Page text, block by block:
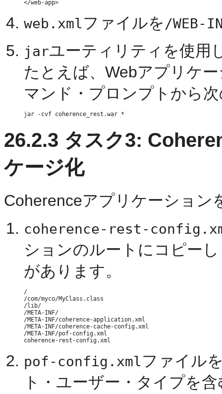
web.xmlファイルを /WEB-
jarユーティリティを使用
たとえば、Webアプリケ
マンド・プロンプトから
26.2.3 タスク3:
ケージ化
Coherenceアプリケーション
coherence-rest-
ションのルートにコピー
があります。
/
/com/myco/MyClass.class
/lib/
/META-INF/
/META-INF/coherence-application.xml
/META-INF/coherence-cache-config.xml
/META-INF/pof-config.xml
pof-config.xmlファイル
ト・ユーザー・タイプを含